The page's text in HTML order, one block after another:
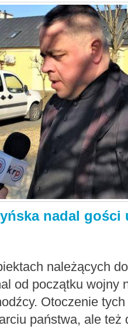
nadal gości
należących
od początku wojny
Otoczenie
państwa, ale też